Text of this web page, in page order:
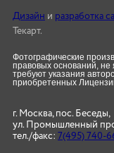
Дизайн и разработка
Текарт.
Фотографические
правовых оснований,
требуют указания
приобретенных
г. Москва, пос. Беседы,
ул. Промышленный
тел./факс: 7(495) 740-